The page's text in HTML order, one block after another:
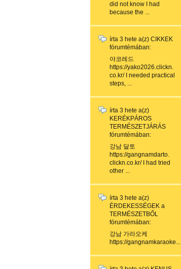
did not know I had
because the ...
írta 3 hete a(z) CIKKEK
fórumtémában:
야코레드
https://yako2026.clickn.
co.kr/ I needed practical
steps, ...
írta 3 hete a(z)
KERÉKPÁROS
TERMÉSZETJÁRÁS
fórumtémában:
강남 달토
https://gangnamdarto.
clickn.co.kr/ I had tried
other ...
írta 3 hete a(z)
ÉRDEKESSÉGEK a
TERMÉSZETBŐL
fórumtémában:
강남 가라오케
https://gangnamkaraoke...